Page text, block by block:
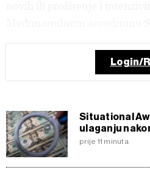
Login/
Situational
ulaganju
prije 11 minuta